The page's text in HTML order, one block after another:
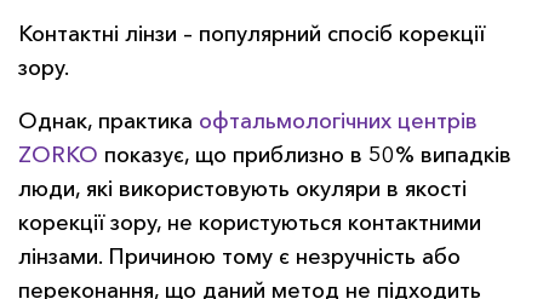
Контактні лінзи – популярний спосіб корекції
зору.
Однак, практика офтальмологічних центрів
ZORKO показує, що приблизно в 50% випадків
люди, які використовують окуляри в якості
корекції зору, не користуються контактними
лінзами. Причиною тому є незручність або
переконання, що даний метод не підходить